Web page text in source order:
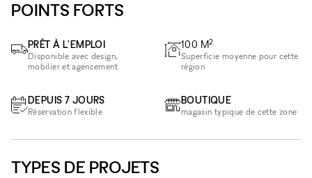
POINTS FORTS
PRÊT À L'EMPLOI
Disponible avec design,
mobilier et agencement
DEPUIS 7 JOURS
Réservation flexible
100 M2
Superficie moyenne pour cette
région
BOUTIQUE
magasin typique de cette zone
TYPES DE PROJETS